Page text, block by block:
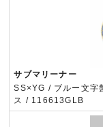
サブマリーナー
SS×YG / ブルー文字
ス / 116613GLB